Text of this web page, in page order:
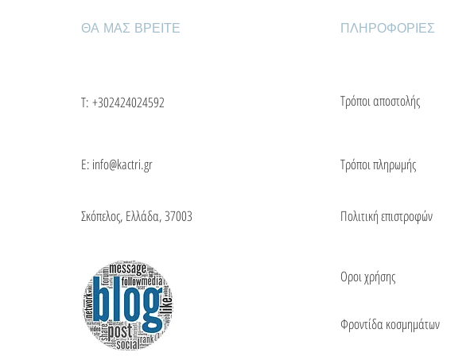
ΘΑ ΜΑΣ ΒΡΕΙΤΕ
Τ: +302424024592
Ε: info@kactri.gr
Σκόπελος, Ελλάδα, 37003
ΠΛΗΡΟΦΟΡΙΕΣ
Τρόποι αποστολής
Τρόποι πληρωμής
Πολιτική επιστροφών
Οροι χρήσης
Φροντίδα κοσμημάτων